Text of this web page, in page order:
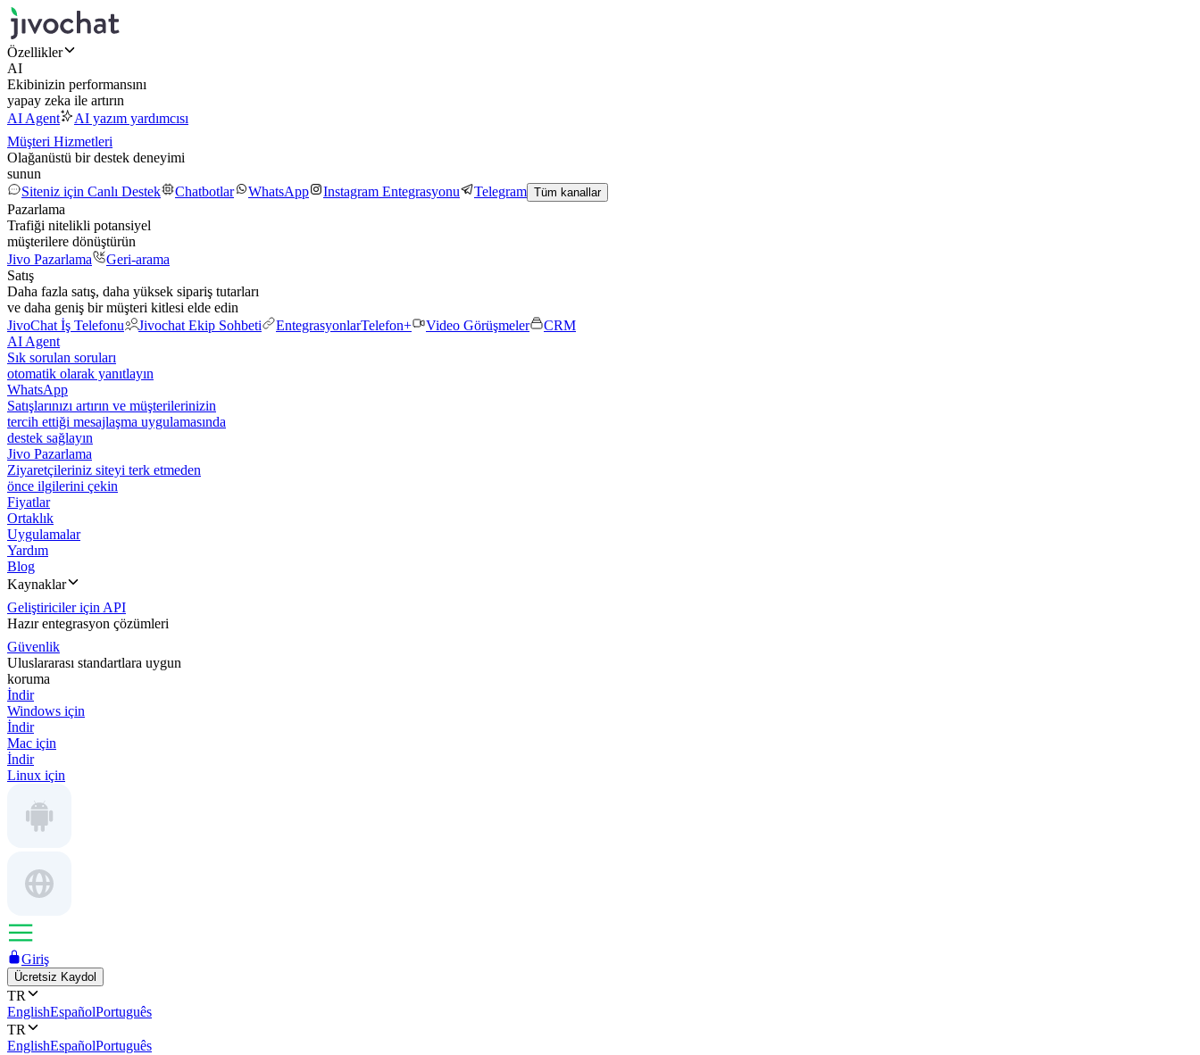
Özellikler
AI
Ekibinizin performansını
yapay zeka ile artırın
AI Agent
AI yazım yardımcısı
Müşteri Hizmetleri
Olağanüstü bir destek deneyimi
sunun
Siteniz için Canlı Destek
Chatbotlar WhatsApp Instagram Entegrasyonu Telegram Tüm kanallar
Pazarlama
Trafiği nitelikli potansiyel
müşterilere dönüştürün
Jivo Pazarlama
Geri-arama
Satış
Daha fazla satış, daha yüksek sipariş tutarları
ve daha geniş bir müşteri kitlesi elde edin
JivoChat İş Telefonu
Jivochat Ekip Sohbeti EntegrasyonlarTelefon+ Video Görüşmeler
CRM
AI Agent
Sık sorulan soruları
otomatik olarak yanıtlayın
WhatsApp
Satışlarınızı artırın ve müşterilerinizin
tercih ettiği mesajlaşma uygulamasında
destek sağlayın
Jivo Pazarlama
Ziyaretçileriniz siteyi terk etmeden
önce ilgilerini çekin
Fiyatlar
Ortaklık
Uygulamalar
Yardım
Blog
Kaynaklar
Geliştiriciler için API
Hazır entegrasyon çözümleri
Güvenlik
Uluslararası standartlara uygun
koruma
İndir
Windows için
İndir
Mac için
İndir
Linux için
Giriş
Ücretsiz Kaydol
TR
EnglishEspañolPortuguês
TR
EnglishEspañolPortuguês